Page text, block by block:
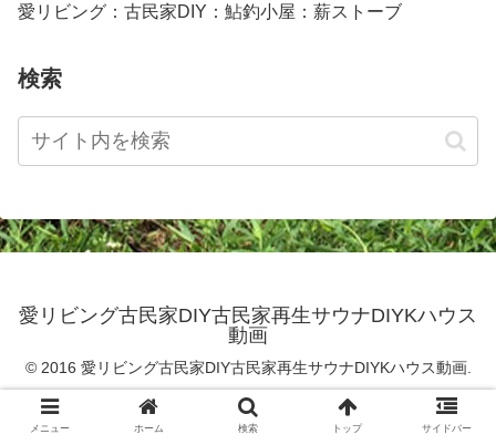
愛リビング：古民家DIY：鮎釣小屋：薪ストーブ
検索
愛リビング古民家DIY古民家再生サウナDIYKハウス
動画
© 2016 愛リビング古民家DIY古民家再生サウナDIYKハウス動画.
メニュー ホーム 検索 トップ サイドバー